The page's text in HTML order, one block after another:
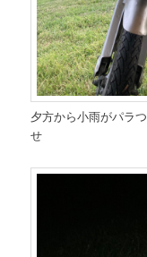
夕方から小雨がパラ
せ